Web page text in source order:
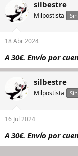
silbestre
Milpostista
18 Abr 2024
A 30€. Envío por
silbestre
Milpostista
16 Jul 2024
A 30€. Envío por